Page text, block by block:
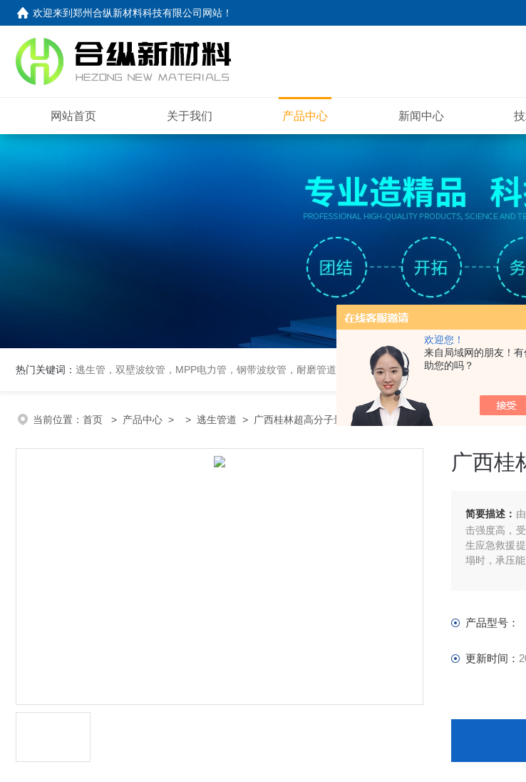
欢迎您！
来自局域网的朋友！
助您的吗？
欢迎来到郑州合纵新材料科技有限公司网站 ！
网站首页 关于我们 产品中心 新闻中心
热门关键词： 逃生管，双壁波纹管，MPP电力管，钢带波纹管，耐磨管道,衬塑钢管,钢衬塑管,钢衬四氟管,超高分子量
当前位置： 首页 > 产品中心 > > 逃生管道 > 广西桂林超高分子量聚乙烯隧道逃生管道
广西桂
简要描述：
击强度高，
生应急救援
塌时，承压
产品型号：
更新时间：